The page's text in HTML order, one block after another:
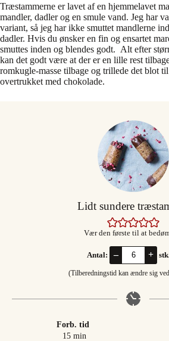
Træstammerne er lavet af en hjemmelavet
mandler, dadler og en smule vand. Jeg har
variant, så jeg har ikke smuttet mandlerne
dadler. Hvis du ønsker en fin og ensartet
smuttes inden og blendes godt. Alt efter
kan det godt være at der er en lille rest
romkugle-masse tilbage og trillede det blot
overtrukket med chokolade.
Lidt sundere
Vær den første til at
Antal: – +
(Tilberedningstid kan ændre sig
Forb. tid
15minutter
min